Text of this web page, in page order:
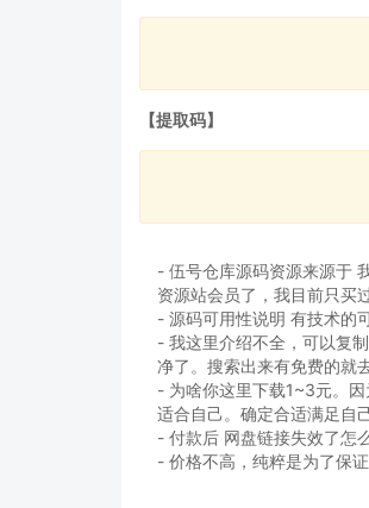
【提取码】
- 伍号仓库源码资源来源于
资源站会员了，我目前只买
- 源码可用性说明 有技术的
- 我这里介绍不全，可以复
净了。搜索出来有免费的就
- 为啥你这里下载1~3元。
适合自己。确定合适满足自
- 付款后 网盘链接失效了怎
- 价格不高，纯粹是为了保